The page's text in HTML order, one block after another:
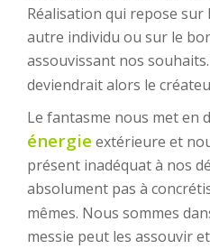
Réalisation qui repose sur
autre individu ou sur le
assouvissant nos
deviendrait alors le
Le fantasme nous met en
énergie extérieure et
présent inadéquat à nos
absolument pas à
mêmes. Nous sommes
messie peut les assouvir